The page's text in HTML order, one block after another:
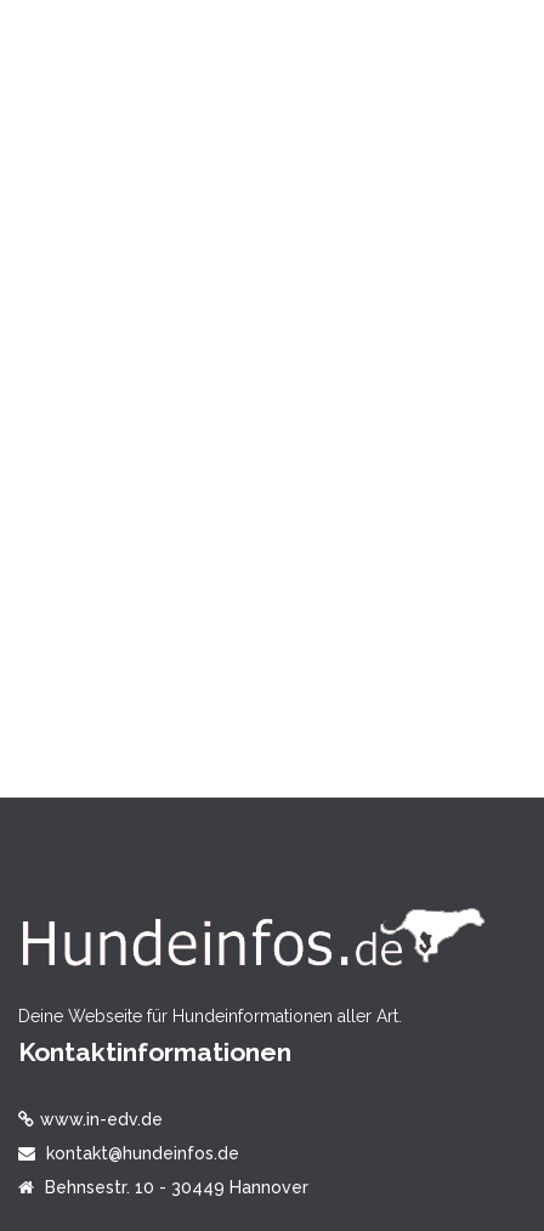
Deine Webseite für Hundeinformationen aller Art.
Kontaktinformationen
www.in-edv.de
kontakt@hundeinfos.de
Behnsestr. 10 - 30449 Hannover